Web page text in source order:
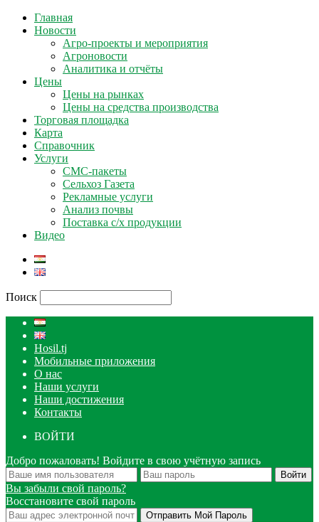
Главная
Новости
Агро-проекты и мероприятия
Агроновости
Аналитика и отчёты
Цены
Цены на рынках
Цены на средства производства
Торговая площадка
Карта
Справочник
Услуги
СМС-пакеты
Сельхоз Газета
Рекламные услуги
Анализ почвы
Поставка с/х продукции
Видео
Поиск
Hosil.tj
Мобильные приложения
О нас
Наши услуги
Наши достижения
Контакты
ВОЙТИ
Добро пожаловать! Войдите в свою учётную запись
Вы забыли свой пароль?
Восстановите свой пароль